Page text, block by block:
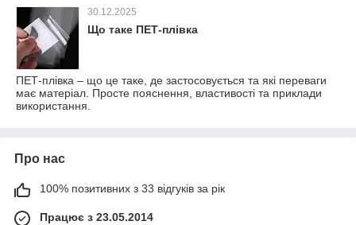
30.12.2025
Що таке ПЕТ-плівка
ПЕТ-плівка – що це таке, де застосовується та які переваги
має матеріал. Просте пояснення, властивості та приклади
використання.
Про нас
100% позитивних з 33 відгуків за рік
Працює з 23.05.2014